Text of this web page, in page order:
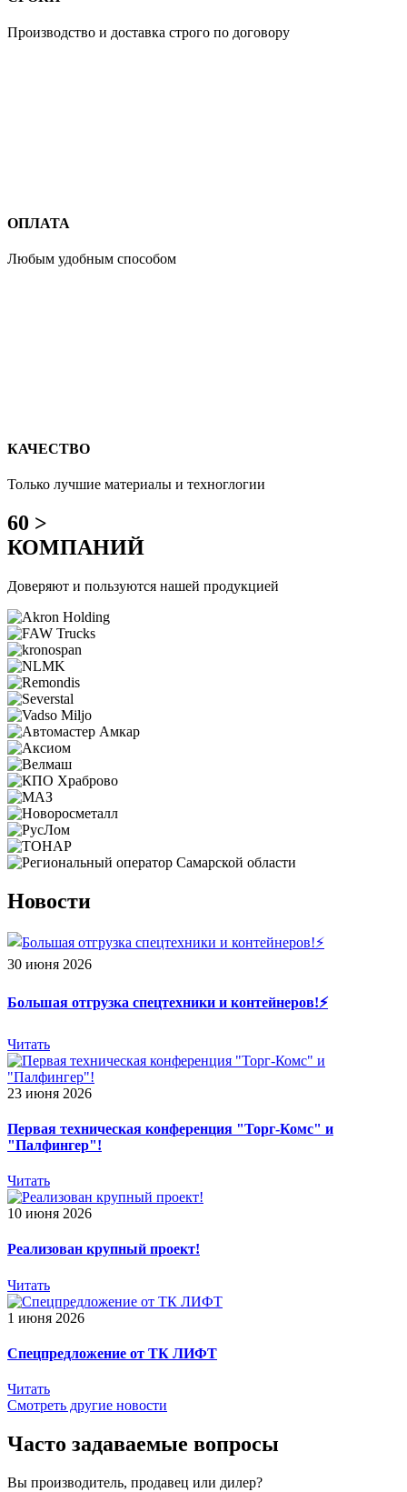
Производство и доставка строго по договору
ОПЛАТА
Любым удобным способом
КАЧЕСТВО
Только лучшие материалы и техноглогии
60 >
КОМПАНИЙ
Доверяют и пользуются нашей продукцией
Новости
30 июня 2026
Большая отгрузка спецтехники и контейнеров!⚡️
Читать
23 июня 2026
Первая техническая конференция "Торг-Комс" и
"Палфингер"!
Читать
10 июня 2026
Реализован крупный проект!
Читать
1 июня 2026
Спецпредложение от ТК ЛИФТ
Читать
Смотреть другие новости
Часто задаваемые вопросы
Вы производитель, продавец или дилер?